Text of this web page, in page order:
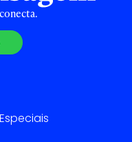
Especiais